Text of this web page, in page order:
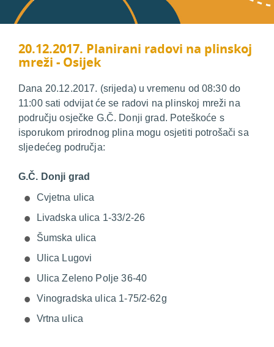
20.12.2017. Planirani radovi na plinskoj
mreži - Osijek
Dana 20.12.2017. (srijeda) u vremenu od 08:30 do
11:00 sati odvijat će se radovi na plinskoj mreži na
području osječke G.Č. Donji grad. Poteškoće s
isporukom prirodnog plina mogu osjetiti potrošači sa
sljedećeg područja:
G.Č. Donji grad
Cvjetna ulica
Livadska ulica 1-33/2-26
Šumska ulica
Ulica Lugovi
Ulica Zeleno Polje 36-40
Vinogradska ulica 1-75/2-62g
Vrtna ulica